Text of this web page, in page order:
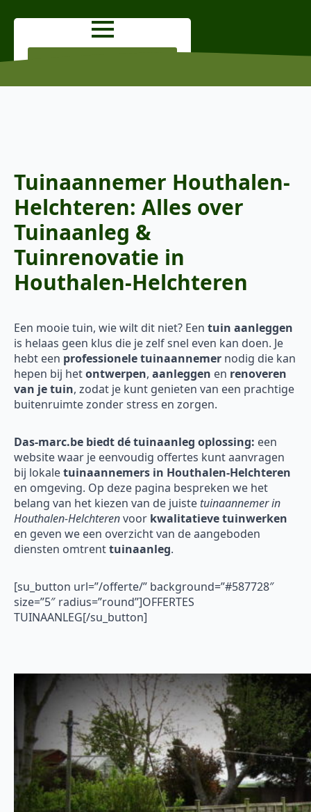
Tuinaannemer Houthalen-
Helchteren: Alles over
Tuinaanleg &
Tuinrenovatie in
Houthalen-Helchteren
Een mooie tuin, wie wilt dit niet? Een tuin aanleggen
is helaas geen klus die je zelf snel even kan doen. Je
hebt een professionele tuinaannemer nodig die kan
hepen bij hetontwerpen, aanleggen en renoveren
van je tuin, zodat je kunt genieten van een prachtige
buitenruimte zonder stress en zorgen.
Das-marc.be biedt dé tuinaanleg oplossing: een
website waar je eenvoudig offertes kunt aanvragen
bij lokaletuinaannemers in Houthalen-Helchteren
en omgeving. Op deze pagina bespreken we het
belang van het kiezen van de juiste tuinaannemer in
Houthalen-Helchterenvoor kwalitatieve tuinwerken
en geven we een overzicht van de aangeboden
diensten omtrenttuinaanleg.
[su_button url=”/offerte/” background=”#587728″
size=”5″ radius=”round”]OFFERTES
TUINAANLEG[/su_button]